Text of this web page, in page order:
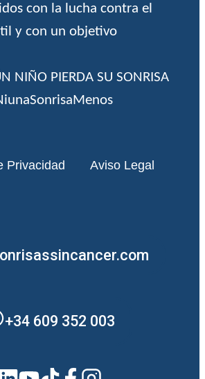
con la lucha contra el
y con un objetivo
NIÑO PIERDA SU SONRISA
Privacidad Aviso Legal
+34 609 352 003